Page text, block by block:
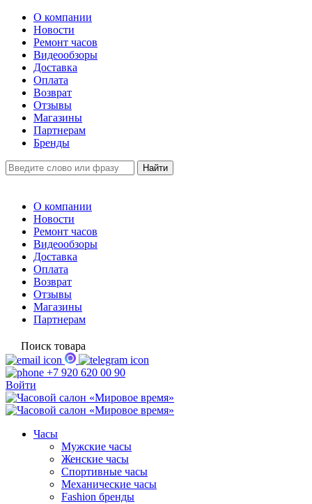
О компании
Новости
Ремонт часов
Видеообзоры
Доставка
Оплата
Возврат
Отзывы
Магазины
Партнерам
Бренды
О компании
Новости
Ремонт часов
Видеообзоры
Доставка
Оплата
Возврат
Отзывы
Магазины
Партнерам
Поиск товара
+7 920 620 00 90
Войти
Часы
Мужские часы
Женские часы
Спортивные часы
Механические часы
Fashion бренды